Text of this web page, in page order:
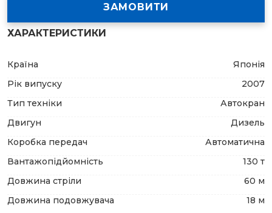
ЗАМОВИТИ
ХАРАКТЕРИСТИКИ
Країна
Японія
Рік випуску
2007
Тип техніки
Автокран
Двигун
Дизель
Коробка передач
Автоматична
Вантажопідйомність
130 т
Довжина стріли
60 м
Довжина подовжувача
18 м